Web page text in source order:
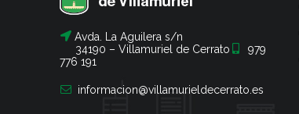
Avda. La Aguilera s/n
34190 – Villamuriel de Cerrato
979
776 191
informacion@villamurieldecerrato.es